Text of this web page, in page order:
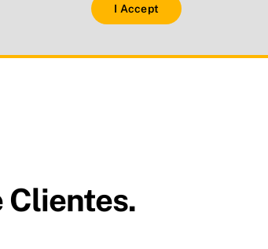
I Accept
Clientes.